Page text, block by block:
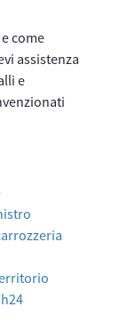
come
assistenza
e